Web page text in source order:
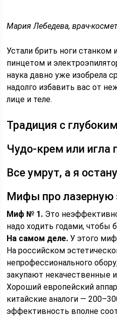
Мария Лебедева, врач-
Устали брить ноги
пинцетом и
наука давно уже изобрела
надолго избавить вас от
лице и теле.
Традиция с
Чудо-крем или игла
Все умрут, а я
Мифы про лазерную
Миф № 1. Это
надо ходить годами, чтобы
На самом деле. У этого
На российском
непрофессионального
закупают некачественные
Хороший европейский
китайские аналоги —
эффективность вполне